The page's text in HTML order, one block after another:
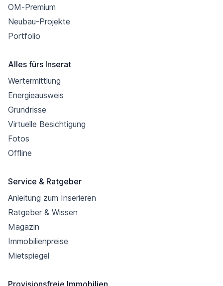
OM-Premium
Neubau-Projekte
Portfolio
Alles fürs Inserat
Wertermittlung
Energieausweis
Grundrisse
Virtuelle Besichtigung
Fotos
Offline
Service & Ratgeber
Anleitung zum Inserieren
Ratgeber & Wissen
Magazin
Immobilienpreise
Mietspiegel
Provisionsfreie Immobilien